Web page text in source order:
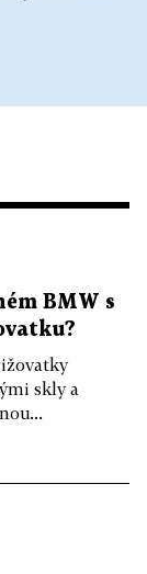
BMW s
skly a